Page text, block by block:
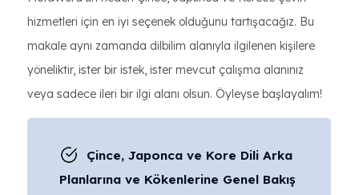
hizmetleri için en iyi seçenek olduğunu tartışacağız. Bu
makale aynı zamanda dilbilim alanıyla ilgilenen kişilere
yöneliktir, ister bir istek, ister mevcut çalışma alanınız
veya sadece ileri bir ilgi alanı olsun. Öyleyse başlayalım!
Çince, Japonca ve Kore Dili Arka
Planlarına ve Kökenlerine Genel Bakış